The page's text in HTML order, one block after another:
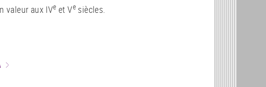
valeur aux IVe et Ve siècles.